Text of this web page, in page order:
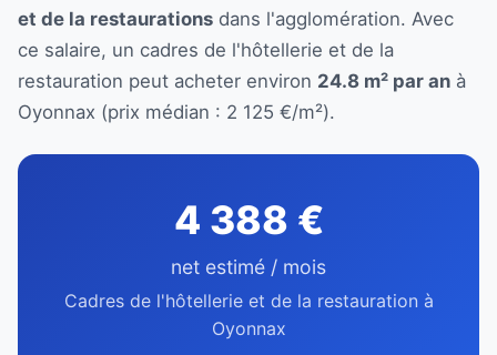
et de la restaurations dans l'agglomération. Avec
ce salaire, un cadres de l'hôtellerie et de la
restauration peut acheter environ 24.8 m² par an à
Oyonnax (prix médian : 2 125 €/m²).
4 388 €
net estimé / mois
Cadres de l'hôtellerie et de la restauration à
Oyonnax